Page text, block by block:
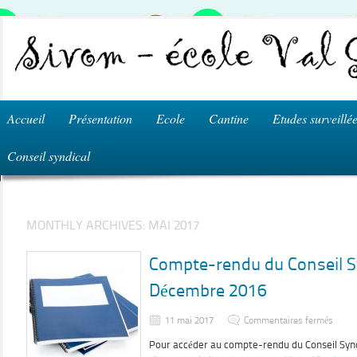
Accueil Présentation Ecole Cantine Etudes
Conseil syndical
MONTHLY ARCHIVES: MAI 2017
Compte-rendu du Conseil
Décembre 2016
11 mai 2017 Commentaires fermés
rendu
du
Pour accéder au compte-rendu du Conseil